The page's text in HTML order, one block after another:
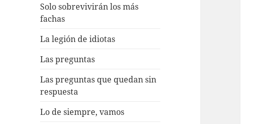
Solo sobrevivirán los más
fachas
La legión de idiotas
Las preguntas
Las preguntas que quedan sin
respuesta
Lo de siempre, vamos